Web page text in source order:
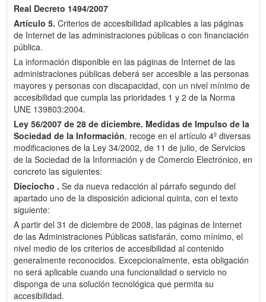
Real Decreto 1494/2007
Artículo 5. Criterios de accesibilidad aplicables a las páginas
de Internet de las administraciones públicas o con financiación
pública.
La información disponible en las páginas de Internet de las
administraciones públicas deberá ser accesible a las personas
mayores y personas con discapacidad, con un nivel mínimo de
accesibilidad que cumpla las prioridades 1 y 2 de la Norma
UNE 139803:2004.
Ley 56/2007 de 28 de diciembre. Medidas de Impulso de la
Sociedad de la Información, recoge en el artículo 4º diversas
modificaciones de la Ley 34/2002, de 11 de julio, de Servicios
de la Sociedad de la Información y de Comercio Electrónico, en
concreto las siguientes:
Dieciocho . Se da nueva redacción al párrafo segundo del
apartado uno de la disposición adicional quinta, con el texto
siguiente:
A partir del 31 de diciembre de 2008, las páginas de Internet
de las Administraciones Públicas satisfarán, como mínimo, el
nivel medio de los criterios de accesibilidad al contenido
generalmente reconocidos. Excepcionalmente, esta obligación
no será aplicable cuando una funcionalidad o servicio no
disponga de una solución tecnológica que permita su
accesibilidad.